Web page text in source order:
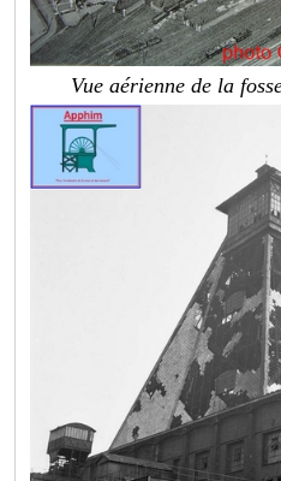
Vue aérienne de la